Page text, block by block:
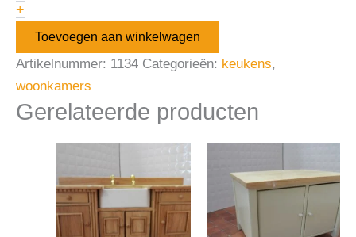
+
Toevoegen aan winkelwagen
Artikelnummer: 1134 Categorieën: keukens,
woonkamers
Gerelateerde producten